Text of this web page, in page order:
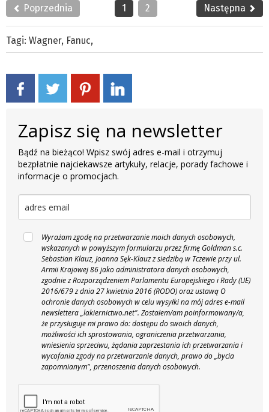
Poprzednia 1 2 Następna
Tagi: Wagner, Fanuc,
Zapisz się na newsletter
Bądź na bieżąco! Wpisz swój adres e-mail i otrzymuj
bezpłatnie najciekawsze artykuły, relacje, porady fachowe i
informacje o promocjach.
Wyrażam zgodę na przetwarzanie moich danych osobowych,
wskazanych w powyższym formularzu przez firmę Goldman s.c.
Sebastian Klauz, Joanna Sęk-Klauz z siedzibą w Tczewie przy ul.
Armii Krajowej 86 jako administratora danych osobowych,
zgodnie z Rozporządzeniem Parlamentu Europejskiego i Rady (UE)
2016/679 z dnia 27 kwietnia 2016 (RODO) oraz ustawą O
ochronie danych osobowych w celu wysyłki na mój adres e-mail
newslettera „lakiernictwo.net". Zostałem/am poinformowany/a,
że przysługuje mi prawo do: dostępu do swoich danych,
możliwości ich sprostowania, ograniczenia przetwarzania,
wniesienia sprzeciwu, żądania zaprzestania ich przetwarzania i
wycofania zgody na przetwarzanie danych, prawo do „bycia
zapomnianym", przenoszenia danych osobowych.